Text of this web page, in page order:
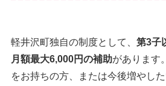
軽井沢町独自の制度として、 第3子
月額最大6,000円の補助があります
をお持ちの方、または今後増やし